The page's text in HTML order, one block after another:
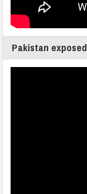
Pakistan exposed